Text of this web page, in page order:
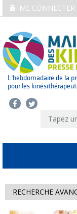
ME CONNECTER
L’hebdomadaire de la
pour les
RECHERCHE